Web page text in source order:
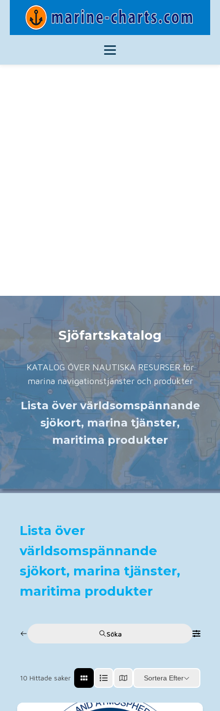
Sjöfartskatalog
KATALOG ÖVER NAUTISKA RESURSER för
marina navigationstjänster och produkter
Lista över världsomspännande
sjökort, marina tjänster,
maritima produkter
Lista över
världsomspännande
sjökort, marina tjänster,
maritima produkter
Söka
10 Hittade saker Sortera Efter